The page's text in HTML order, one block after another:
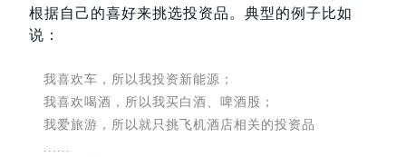
根据自己的喜好来挑选投资品。典型的例子比如
说：
我喜欢车，所以我投资新能源；
我喜欢喝酒，所以我买白酒、啤酒股；
我爱旅游，所以就只挑飞机酒店相关的投资品